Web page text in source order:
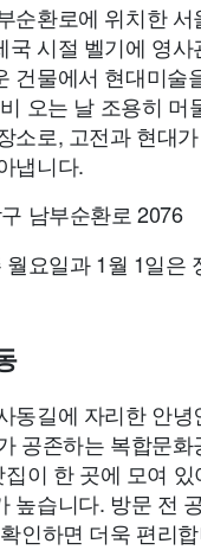
순환로에 위치한
국 시절 벨기에 영사
건물에서 현대미술
오는 날 조용히 머
소로, 고전과 현대
냅니다.
남부순환로 2076
월요일과 1월 1일은
동길에 자리한 안
공존하는 복합문
이 한 곳에 모여 있
높습니다. 방문 전
인하면 더욱 편리